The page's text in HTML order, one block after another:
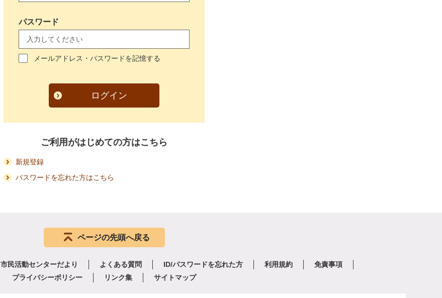
パスワード
メールアドレス・パスワードを記憶する
ログイン
ご利用がはじめての方はこちら
新規登録
パスワードを忘れた方はこちら
ページの先頭へ戻る
市民活動センターだより よくある質問 ID/パスワードを忘れた方 利用規約
免責事項
プライバシーポリシー
リンク集 サイトマップ